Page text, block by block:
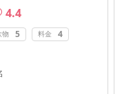
4.4
物 5 料金 4